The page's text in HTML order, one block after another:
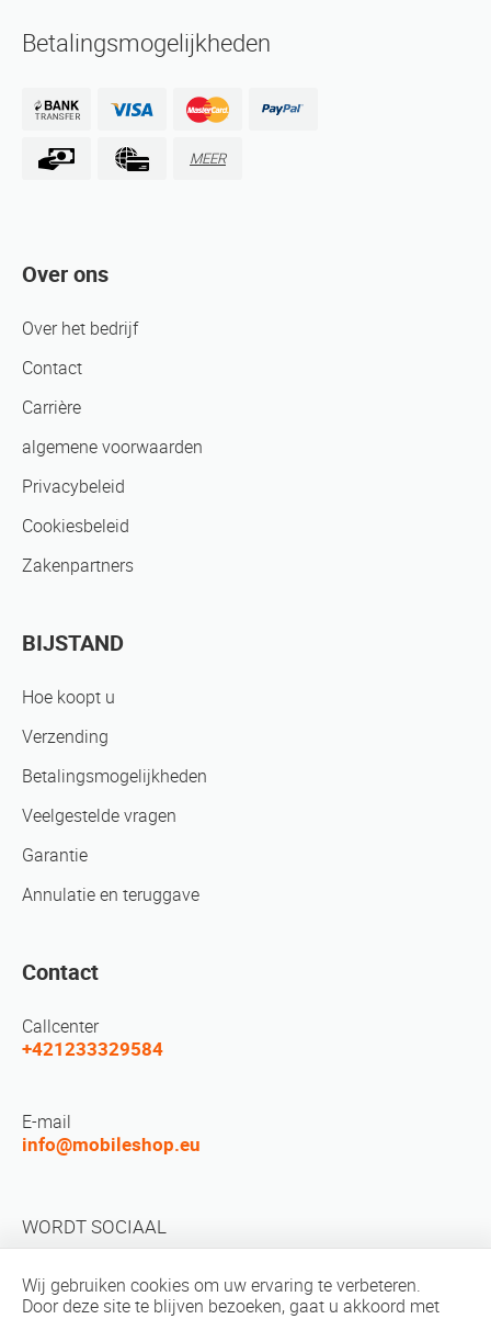
Betalingsmogelijkheden
MEER
Over ons
Over het bedrijf
Contact
Carrière
algemene voorwaarden
Privacybeleid
Cookiesbeleid
Zakenpartners
BIJSTAND
Hoe koopt u
Verzending
Betalingsmogelijkheden
Veelgestelde vragen
Garantie
Annulatie en teruggave
Contact
Callcenter
+421233329584
E-mail
info@mobileshop.eu
WORDT SOCIAAL
Wij gebruiken cookies om uw ervaring te verbeteren.
Door deze site te blijven bezoeken, gaat u akkoord met